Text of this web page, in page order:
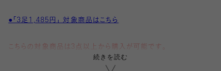
●「3足1,485円」 対象商品はこちら
こちらの対象商品は3点以上から購入が可能です。
1点、2点ではご購入いただけません。
続きを読む